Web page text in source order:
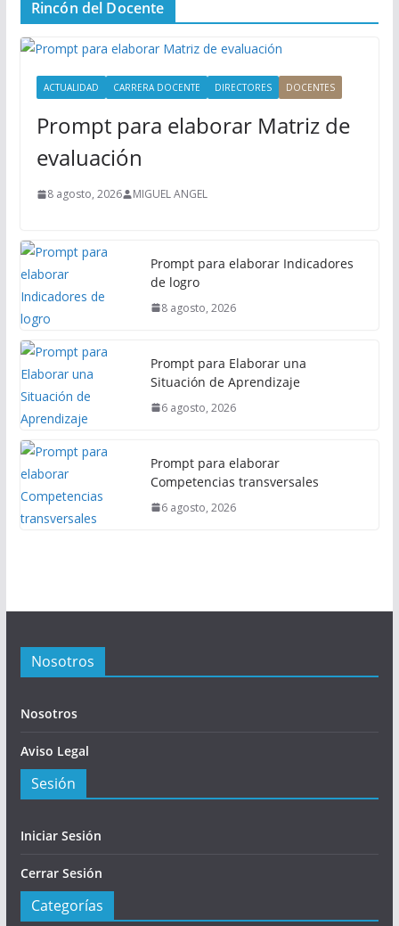
P
Rincón del Docente
ACTUALIDAD CARRERA DOCENTE DIRECTORES DOCENTES
Prompt para elaborar Matriz de
evaluación
8 agosto, 2026 MIGUEL ANGEL
Prompt para elaborar Indicadores
de logro
8 agosto, 2026
Prompt para Elaborar una
Situación de Aprendizaje
6 agosto, 2026
Prompt para elaborar
Competencias transversales
6 agosto, 2026
Nosotros
Nosotros
Aviso Legal
Sesión
Iniciar Sesión
Cerrar Sesión
Categorías